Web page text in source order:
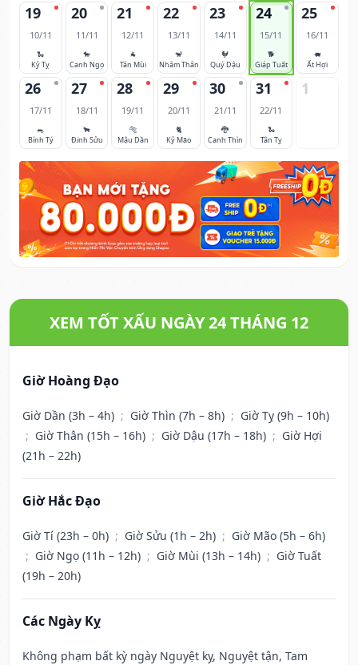
19
10/11
🐍
Kỷ Tỵ
20
11/11
🐎
Canh Ngọ
21
12/11
🐐
Tân Mùi
22
13/11
🐒
Nhâm Thân
23
14/11
🐓
Quý Dậu
24
15/11
🐕
Giáp Tuất
25
16/11
🐖
Ất Hợi
26
17/11
🐀
Bính Tý
27
18/11
🐂
Đinh Sửu
28
19/11
🐅
Mậu Dần
29
20/11
🐈
Kỷ Mão
30
21/11
🐉
Canh Thìn
31
22/11
🐍
Tân Tỵ
1
XEM TỐT XẤU NGÀY 24 THÁNG 12
Giờ Hoàng Đạo
Giờ Dần (3h – 4h) ; Giờ Thìn (7h – 8h) ; Giờ Tỵ (9h – 10h)
; Giờ Thân (15h – 16h) ; Giờ Dậu (17h – 18h) ; Giờ Hợi
(21h – 22h)
Giờ Hắc Đạo
Giờ Tí (23h – 0h) ; Giờ Sửu (1h – 2h) ; Giờ Mão (5h – 6h)
; Giờ Ngọ (11h – 12h) ; Giờ Mùi (13h – 14h) ; Giờ Tuất
(19h – 20h)
Các Ngày Kỵ
Không phạm bất kỳ ngày Nguyệt kỵ, Nguyệt tận, Tam